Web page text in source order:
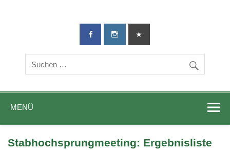
TG-Geislingen
DIE Sportadresse in Geislingen!
MENÜ
Stabhochsprungmeeting: Ergebnisliste